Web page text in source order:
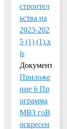
строител
ьства на
2023-202
5 (1) (1).x
ls
Документ:
Приложе
ние 6 Пр
ограмма
МВЗ гоВ
оскресен